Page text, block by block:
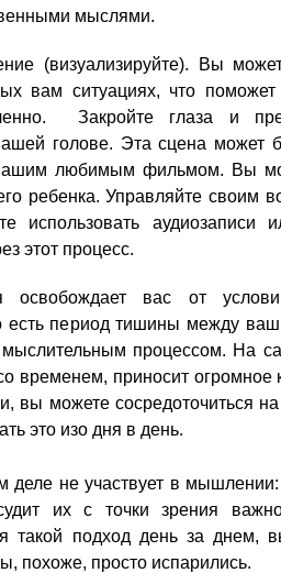
мыслями.
(визуализируйте). Вы
вам ситуациях, что поможет
Закройте глаза и
голове. Эта сцена может
любимым фильмом. Вы
ребенка. Управляйте своим
использовать аудиозаписи
этот процесс.
освобождает вас от
есть период тишины между
процессом. На
временем, приносит огромное
вы можете сосредоточиться
это изо дня в день.
деле не участвует в
их с точки зрения
такой подход день за днем,
похоже, просто испарились.